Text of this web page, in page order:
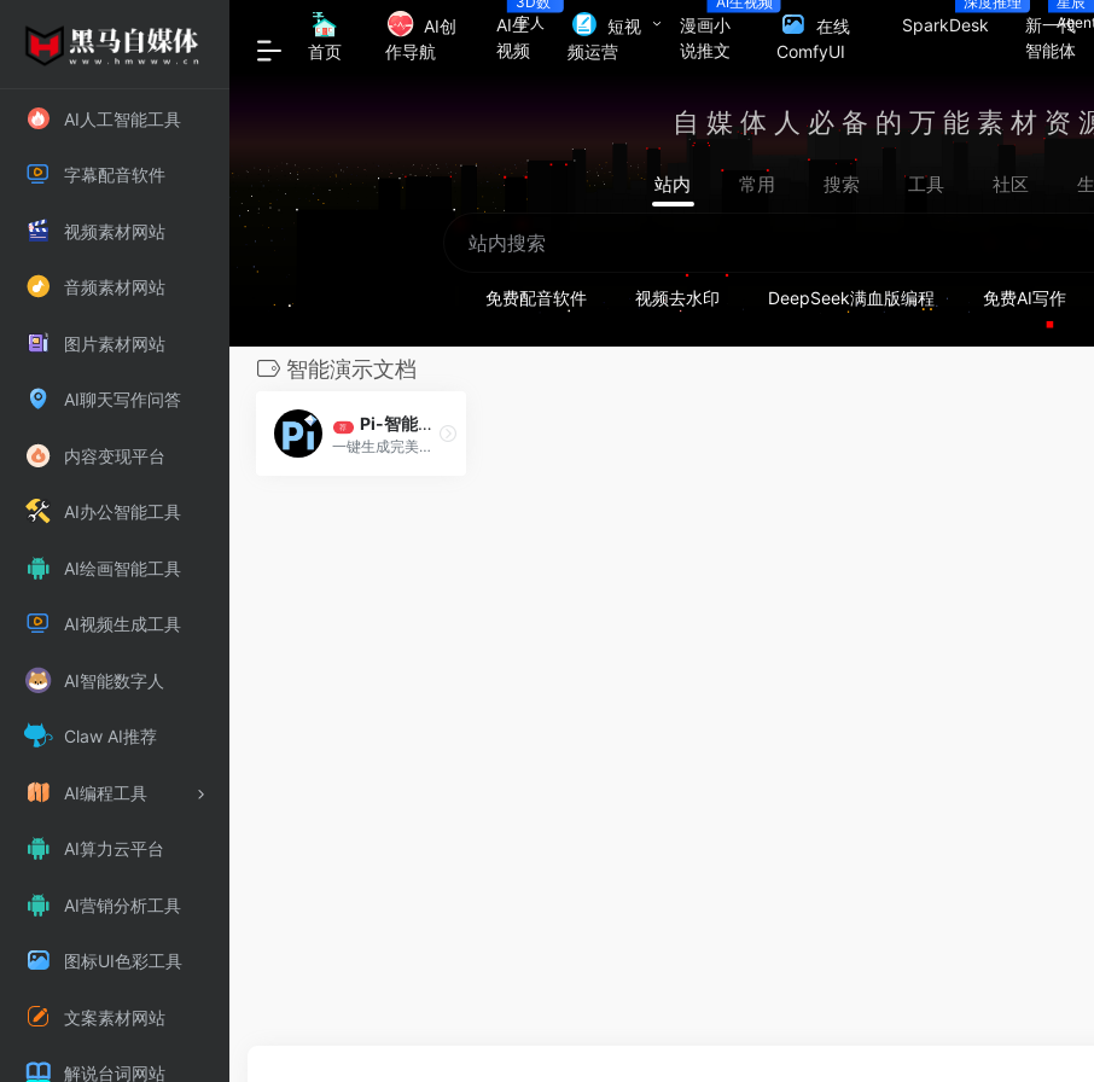
AI人工智能工具
字幕配音软件
视频素材网站
音频素材网站
图片素材网站
AI聊天写作问答
内容变现平台
AI办公智能工具
AI绘画智能工具
AI视频生成工具
AI智能数字人
Claw AI推荐
AI编程工具
AI算力云平台
AI营销分析工具
图标UI色彩工具
文案素材网站
解说台词网站
首页
AI创
作导航
AI生
视频
字人
短视
频运营
漫画小
说推文
在线
ComfyUI
SparkDesk
新一代
智能体
自媒体人必备的万能素材资
站内 常用 搜索 工具 社区
免费配音软件 视频去水印 DeepSeek满血版编程 免费AI写作
智能演示文档
荐 Pi-智能演示文档
一键生成完美演示文档